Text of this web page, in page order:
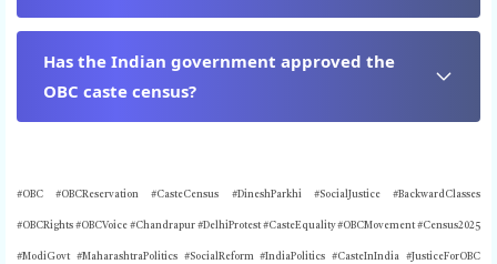
Has the Indian government approved the
OBC caste census?
#OBC #OBCReservation #CasteCensus #DineshParkhi #SocialJustice #BackwardClasses
#OBCRights #OBCVoice #Chandrapur #DelhiProtest #CasteEquality #OBCMovement #Census2025
#ModiGovt #MaharashtraPolitics #SocialReform #IndiaPolitics #CasteInIndia #JusticeForOBC